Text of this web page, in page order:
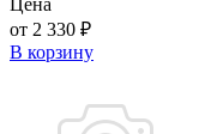
Цена
от 2 330 ₽
В корзину